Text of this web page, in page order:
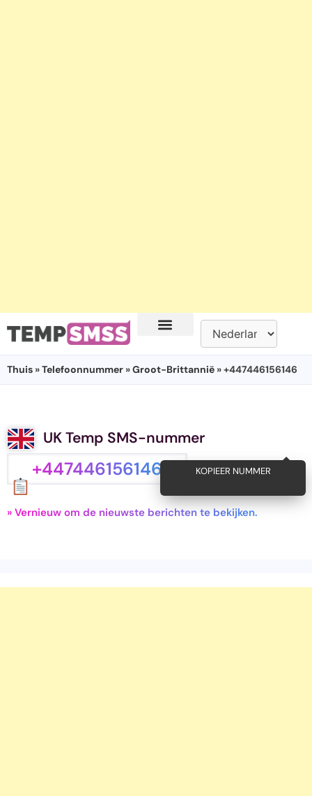
Thuis »Telefoonnummer »Groot-Brittannië » +447446156146
UK Temp SMS-nummer
+447446156146 KOPIEER NUMMER
» Vernieuw om de nieuwste berichten te bekijken.